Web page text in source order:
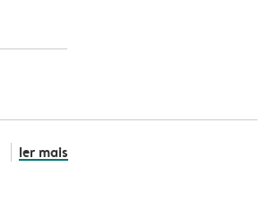
ler mais